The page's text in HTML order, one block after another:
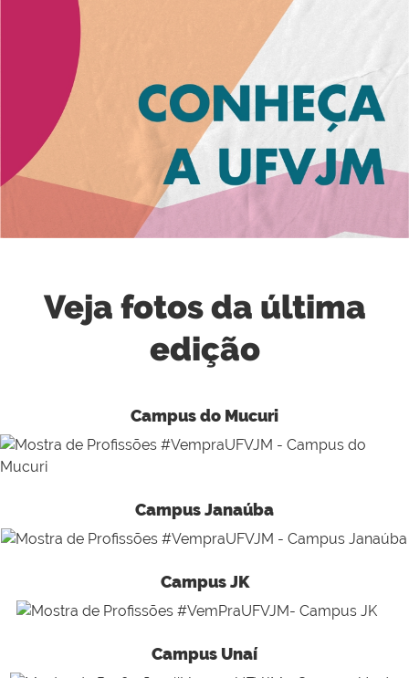
Veja fotos da última
edição
Campus do Mucuri
Campus Janaúba
Campus JK
Campus Unaí